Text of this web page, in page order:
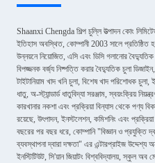
Shaanxi Chengda শিল্প চুল্লি উত্পাদন কোং
ইতিহাস অবস্থিত, কোম্পানী 2003 সালে
উন্নয়নে নিয়োজিত, এসি এবং ডিসি গলানোর
বিপজ্জনক বর্জ্য নিষ্পত্তি করার বৈদ্যুতিক চুলা
টাইটানিয়াম খাদ খনি চুলা, বিশেষ খাদ পরিশোধক
ধাতু, অ-স্ট্যান্ডার্ড ধাতুবিদ্যা সরঞ্জাম, স্বয়ংক্রিয়
কারখানার নকশা এবং প্রক্রিয়া বিন্যাস থেকে পণ্য
রয়েছে, উৎপাদন, ইনস্টলেশন, কমিশনিং এবং প্রক্রিয়া
বছরের পর বছর ধরে, কোম্পানি "বিজ্ঞান ও প্রযুক্তি
ব্যবস্থাপনা দ্বারা দক্ষতা" এর এন্টারপ্রাইজ
ইনস্টিটিউট, সি'য়ান জিয়াটং বিশ্ববিদ্যালয়, স্কুল অব